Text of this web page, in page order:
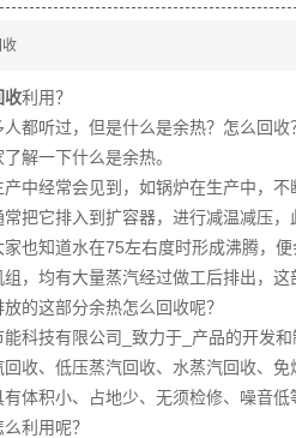
收利用？
都听过，但是什么是余热？怎么回
解一下什么是余热。
中经常会见到，如锅炉在生产中，
常把它排入到扩容器，进行减温减压
家也知道水在75左右度时形成沸腾，
，均有大量蒸汽经过做工后排出，
的这部分余热怎么回收呢？
科技有限公司_致力于_产品的开发
回收、低压蒸汽回收、水蒸汽回收、
体积小、占地少、无须检修、噪音低
利用呢？